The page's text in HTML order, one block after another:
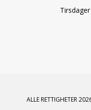
ALLE RETTIGHETER